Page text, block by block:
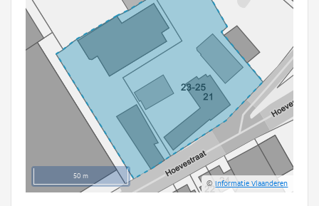
50 m
©Informatie Vlaanderen